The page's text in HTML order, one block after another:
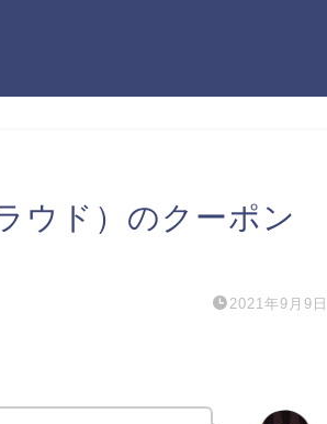
ウド）のクーポン
2021年9月9日